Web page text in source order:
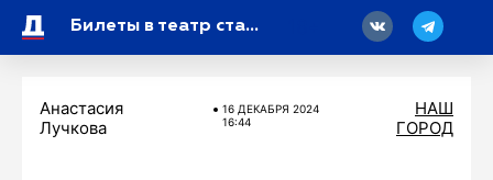
Билеты в театр стали стоить как месячная зарплата
Анастасия
Лучкова
16 ДЕКАБРЯ 2024
16:44
НАШ
ГОРОД